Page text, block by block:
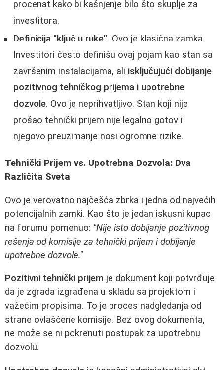
procenat kako bi kašnjenje bilo što skuplje za
investitora.
Definicija "ključ u ruke". Ovo je klasična zamka.
Investitori često definišu ovaj pojam kao stan sa
završenim instalacijama, ali isključujući dobijanje
pozitivnog tehničkog prijema i upotrebne
dozvole. Ovo je neprihvatljivo. Stan koji nije
prošao tehnički prijem nije legalno gotov i
njegovo preuzimanje nosi ogromne rizike.
Tehnički Prijem vs. Upotrebna Dozvola: Dva
Različita Sveta
Ovo je verovatno najčešća zbrka i jedna od najvećih
potencijalnih zamki. Kao što je jedan iskusni kupac
na forumu pomenuo: "Nije isto dobijanje pozitivnog
rešenja od komisije za tehnički prijem i dobijanje
upotrebne dozvole."
Pozitivni tehnički prijem je dokument koji potvrđuje
da je zgrada izgrađena u skladu sa projektom i
važećim propisima. To je proces nadgledanja od
strane ovlašćene komisije. Bez ovog dokumenta,
ne može se ni pokrenuti postupak za upotrebnu
dozvolu.